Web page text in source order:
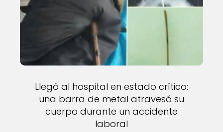
Llegó al hospital en estado crítico:
una barra de metal atravesó su
cuerpo durante un accidente
laboral